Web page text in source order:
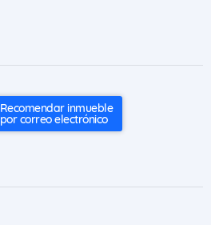
Recomendar inmueble
por correo electrónico